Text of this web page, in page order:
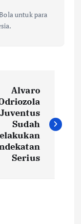
untuk para
Alvaro
Juventus
Sudah
Serius